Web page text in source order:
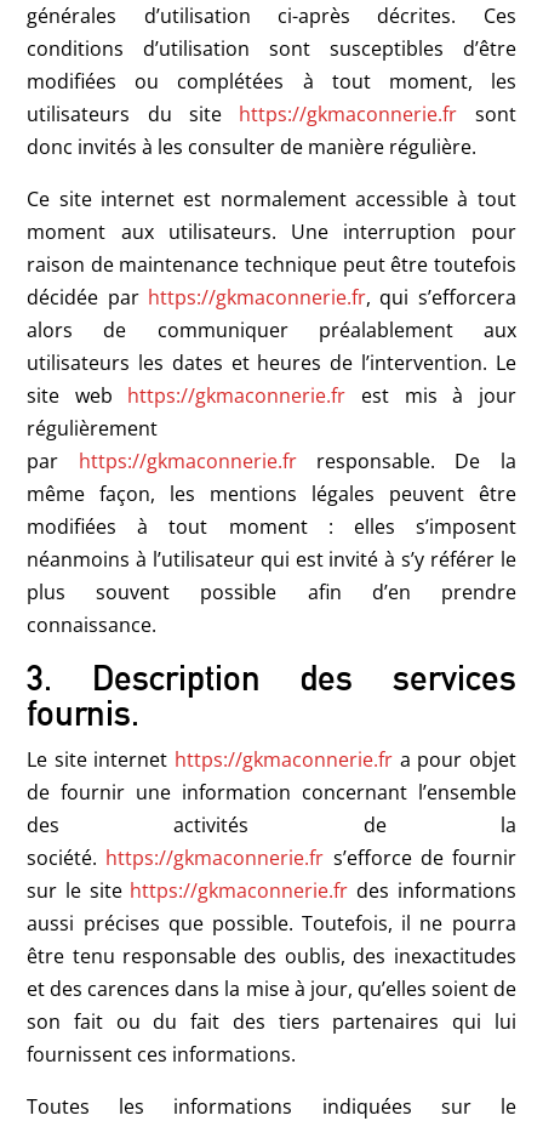
générales d’utilisation ci-après décrites. Ces
conditions d’utilisation sont susceptibles d’être
modifiées ou complétées à tout moment, les
utilisateurs du site
https://gkmaconnerie.fr
sont
donc invités à les consulter de manière régulière.
Ce site internet est normalement accessible à tout
moment aux utilisateurs. Une interruption pour
raison de maintenance technique peut être toutefois
décidée par https://gkmaconnerie.fr, qui s’efforcera
alors de communiquer préalablement aux
utilisateurs les dates et heures de l’intervention. Le
site web
https://gkmaconnerie.fr
est mis à jour
régulièrement
par
https://gkmaconnerie.fr
responsable. De la
même façon, les mentions légales peuvent être
modifiées à tout moment : elles s’imposent
néanmoins à l’utilisateur qui est invité à s’y référer le
plus souvent possible afin d’en prendre
connaissance.
3. Description des services
fournis.
Le site internet https://gkmaconnerie.fr a pour objet
de fournir une information concernant l’ensemble
des activités de la
société. https://gkmaconnerie.fr s’efforce de fournir
sur le site https://gkmaconnerie.fr des informations
aussi précises que possible. Toutefois, il ne pourra
être tenu responsable des oublis, des inexactitudes
et des carences dans la mise à jour, qu’elles soient de
son fait ou du fait des tiers partenaires qui lui
fournissent ces informations.
Toutes les informations indiquées sur le